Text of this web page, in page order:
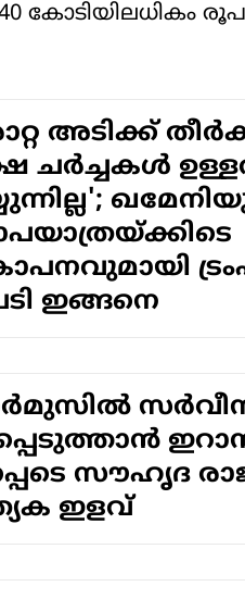
കോടിയിലധികം
അടിക്ക്
ചർച്ചകൾ
ഇങ്ങനെ
സൗഹൃദ
ഇളവ്